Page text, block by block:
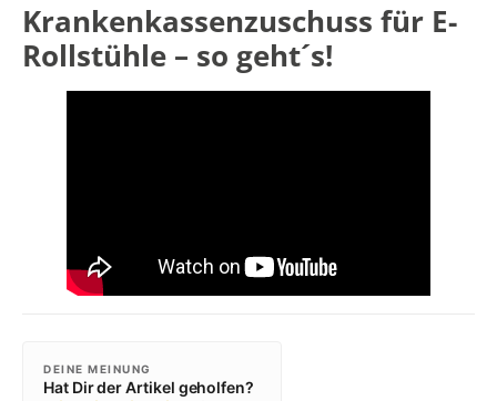
Krankenkassenzuschuss für E-
Rollstühle – so geht´s!
DEINE MEINUNG
Hat Dir der Artikel geholfen?